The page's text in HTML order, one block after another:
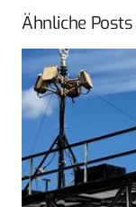
Ähnliche Posts